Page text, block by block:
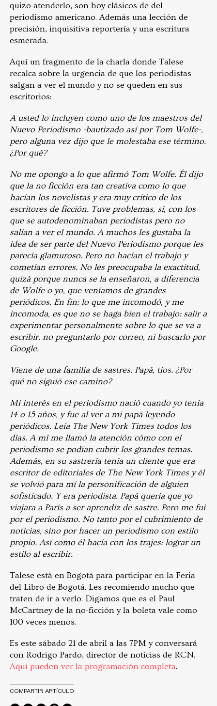
quizo atenderlo, son hoy clásicos de del
periodismo americano. Además una lección de
precisión, inquisitiva reportería y una escritura
esmerada.
Aquí un fragmento de la charla donde Talese
recalca sobre la urgencia de que los periodistas
salgan a ver el mundo y no se queden en sus
escritorios:
A usted lo incluyen como uno de los maestros del
Nuevo Periodismo -bautizado así por Tom Wolfe-,
pero alguna vez dijo que le molestaba ese término.
¿Por qué?
No me opongo a lo que afirmó Tom Wolfe. Él dijo
que la no ficción era tan creativa como lo que
hacían los novelistas y era muy crítico de los
escritores de ficción. Tuve problemas, sí, con los
que se autodenominaban periodistas pero no
salían a ver el mundo. A muchos les gustaba la
idea de ser parte del Nuevo Periodismo porque les
parecía glamuroso. Pero no hacían el trabajo y
cometían errores. No les preocupaba la exactitud,
quizá porque nunca se la enseñaron, a diferencia
de Wolfe o yo, que veníamos de grandes
periódicos. En fin: lo que me incomodó, y me
incomoda, es que no se haga bien el trabajo: salir a
experimentar personalmente sobre lo que se va a
escribir, no preguntarlo por correo, ni buscarlo por
Google.
Viene de una familia de sastres. Papá, tíos. ¿Por
qué no siguió ese camino?
Mi interés en el periodismo nació cuando yo tenía
14 o 15 años, y fue al ver a mi papá leyendo
periódicos. Leía The New York Times todos los
días. A mí me llamó la atención cómo con el
periodismo se podían cubrir los grandes temas.
Además, en su sastrería tenía un cliente que era
escritor de editoriales de The New York Times y él
se volvió para mí la personificación de alguien
sofisticado. Y era periodista. Papá quería que yo
viajara a París a ser aprendiz de sastre. Pero me fui
por el periodismo. No tanto por el cubrimiento de
noticias, sino por hacer un periodismo con estilo
propio. Así como él hacía con los trajes: lograr un
estilo al escribir.
Talese está en Bogotá para participar en la Feria
del Libro de Bogotá. Les recomiendo mucho que
traten de ir a verlo. Digamos que es el Paul
McCartney de la no-ficción y la boleta vale como
100 veces menos.
Es este sábado 21 de abril a las 7PM y conversará
con Rodrigo Pardo, director de noticias de RCN.
Aquí pueden ver la programación completa.
COMPARTIR ARTÍCULO